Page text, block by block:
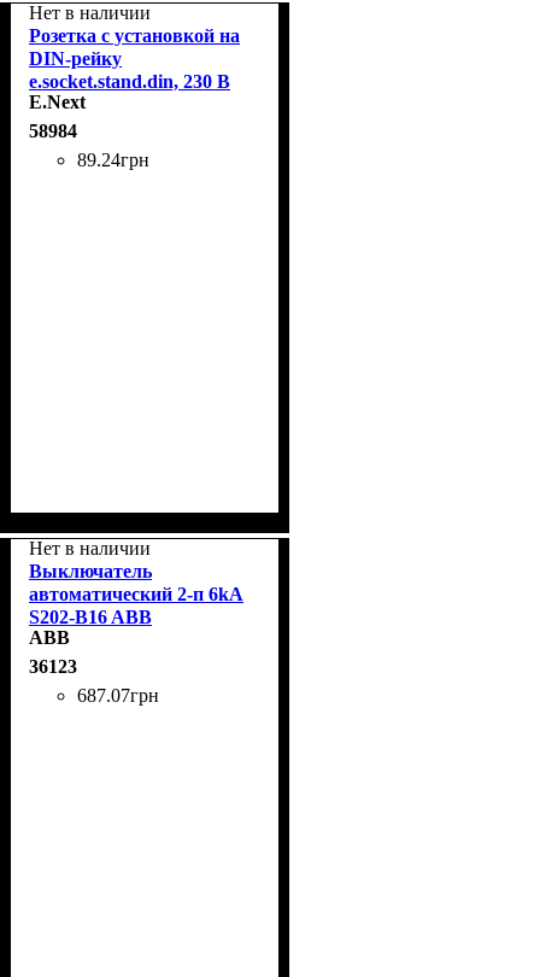
Нет в наличии
Розетка с установкой на
DIN-рейку
e.socket.stand.din, 230 В
E.Next s004001
E.Next
58984
89.24грн
Нет в наличии
Выключатель
автоматический 2-п 6kA
S202-B16 ABB
2CDS252001R0165
ABB
36123
687.07грн